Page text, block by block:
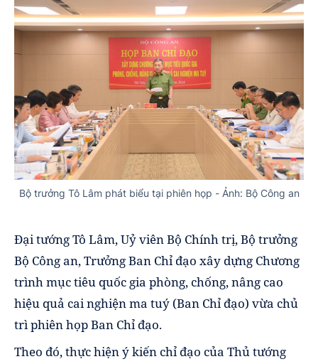
Bộ trưởng Tô Lâm phát biểu tại phiên họp - Ảnh: Bộ Công an
Đại tướng Tô Lâm, Uỷ viên Bộ Chính trị, Bộ trưởng
Bộ Công an, Trưởng Ban Chỉ đạo xây dựng Chương
trình mục tiêu quốc gia phòng, chống, nâng cao
hiệu quả cai nghiện ma tuý (Ban Chỉ đạo) vừa chủ
trì phiên họp Ban Chỉ đạo.
Theo đó, thực hiện ý kiến chỉ đạo của Thủ tướng